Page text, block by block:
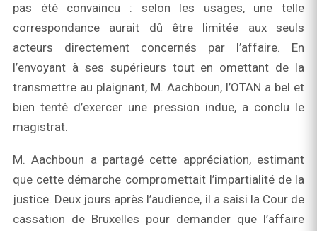
pas été convaincu : selon les usages, une telle
correspondance aurait dû être limitée aux seuls
acteurs directement concernés par l’affaire. En
l’envoyant à ses supérieurs tout en omettant de la
transmettre au plaignant, M. Aachboun, l’OTAN a bel et
bien tenté d’exercer une pression indue, a conclu le
magistrat.
M. Aachboun a partagé cette appréciation, estimant
que cette démarche compromettait l’impartialité de la
justice. Deux jours après l’audience, il a saisi la Cour de
cassation de Bruxelles pour demander que l’affaire